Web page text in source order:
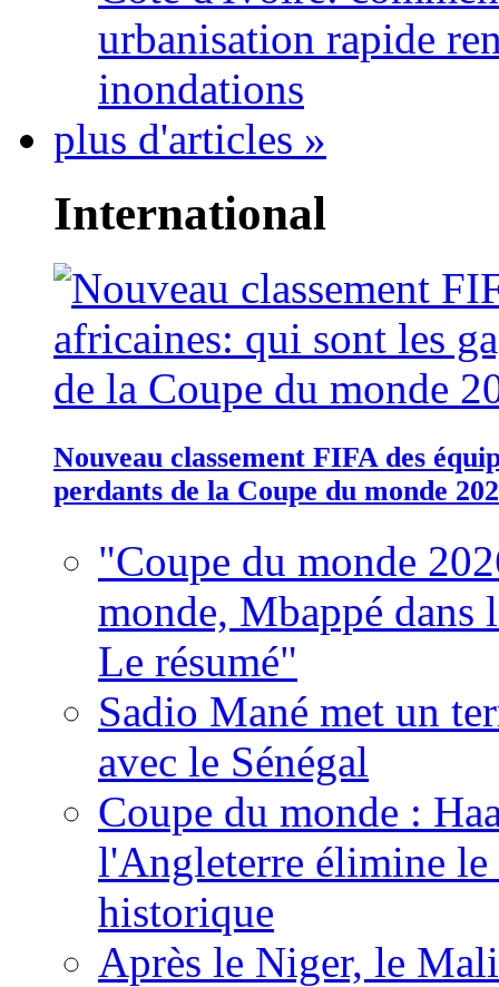
urbanisation rapide
inondations
plus d'articles »
International
Nouveau classement FIFA des
perdants de la Coupe du monde
"Coupe du monde
monde, Mbappé dans
Le résumé"
Sadio Mané met un
avec le Sénégal
Coupe du monde :
l'Angleterre élimine
historique
Après le Niger, le